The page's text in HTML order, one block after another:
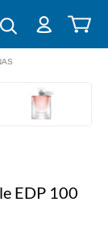
EDP 100